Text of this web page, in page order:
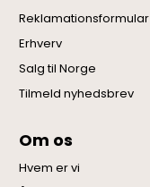
Reklamationsformular
Erhverv
Salg til Norge
Tilmeld nyhedsbrev
Om os
Hvem er vi